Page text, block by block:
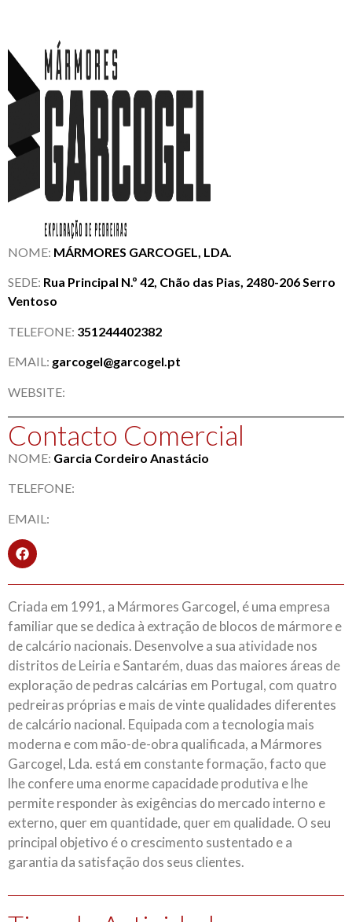
NOME: MÁRMORES GARCOGEL, LDA.
SEDE: Rua Principal N.º 42, Chão das Pias, 2480-206 Serro
Ventoso
TELEFONE: 351244402382
EMAIL: garcogel@garcogel.pt
WEBSITE:
Contacto Comercial
NOME: Garcia Cordeiro Anastácio
TELEFONE:
EMAIL:
Criada em 1991, a Mármores Garcogel, é uma empresa
familiar que se dedica à extração de blocos de mármore e
de calcário nacionais. Desenvolve a sua atividade nos
distritos de Leiria e Santarém, duas das maiores áreas de
exploração de pedras calcárias em Portugal, com quatro
pedreiras próprias e mais de vinte qualidades diferentes
de calcário nacional. Equipada com a tecnologia mais
moderna e com mão-de-obra qualificada, a Mármores
Garcogel, Lda. está em constante formação, facto que
lhe confere uma enorme capacidade produtiva e lhe
permite responder às exigências do mercado interno e
externo, quer em quantidade, quer em qualidade. O seu
principal objetivo é o crescimento sustentado e a
garantia da satisfação dos seus clientes.